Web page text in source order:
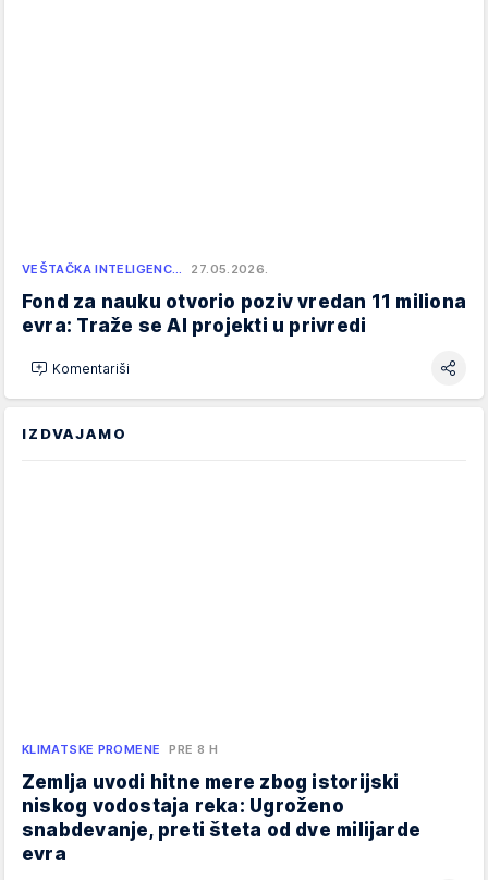
VEŠTAČKA INTELIGENC… 27.05.2026.
Fond za nauku otvorio poziv vredan 11 miliona
evra: Traže se AI projekti u privredi
Komentariši
IZDVAJAMO
KLIMATSKE PROMENE PRE 8 H
Zemlja uvodi hitne mere zbog istorijski
niskog vodostaja reka: Ugroženo
snabdevanje, preti šteta od dve milijarde
evra